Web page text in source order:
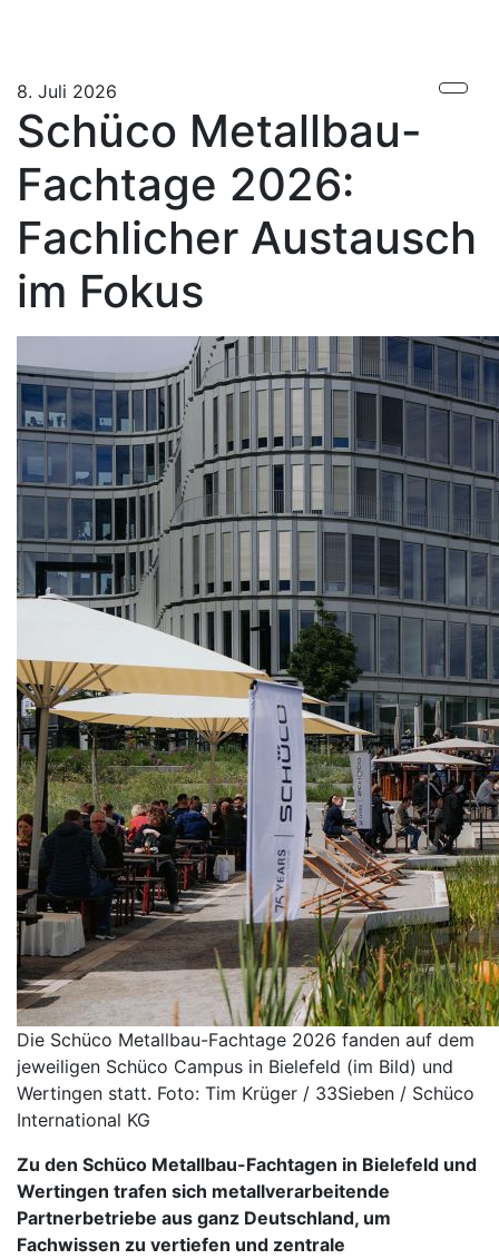
8. Juli 2026
Schüco Metallbau-
Fachtage 2026:
Fachlicher Austausch
im Fokus
Die Schüco Metallbau-Fachtage 2026 fanden auf dem
jeweiligen Schüco Campus in Bielefeld (im Bild) und
Wertingen statt. Foto: Tim Krüger / 33Sieben / Schüco
International KG
Zu den Schüco Metallbau-Fachtagen in Bielefeld und
Wertingen trafen sich metallverarbeitende
Partnerbetriebe aus ganz Deutschland, um
Fachwissen zu vertiefen und zentrale